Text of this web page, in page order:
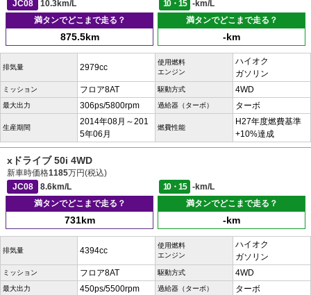
JC08
10.3km/L 10・15
-km/L
満タンでどこまで走る？
875.5km
満タンでどこまで走る？
-km
排気量 2979cc
使用燃料
エンジン
ハイオク
ガソリン
ミッション フロア8AT 駆動方式 4WD
最大出力 306ps/5800rpm 過給器（ターボ） ターボ
生産期間
2014年08月～201
5年06月
燃費性能
H27年度燃費基準
+10%達成
xドライブ 50i 4WD
新車時価格1185万円(税込)
JC08
8.6km/L 10・15
-km/L
満タンでどこまで走る？
731km
満タンでどこまで走る？
-km
排気量 4394cc
使用燃料
エンジン
ハイオク
ガソリン
ミッション フロア8AT 駆動方式 4WD
最大出力 450ps/5500rpm 過給器（ターボ） ターボ